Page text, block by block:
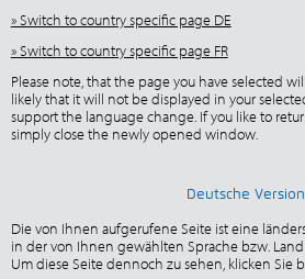
» Switch to country specific page DE
» Switch to country specific page FR
Please note, that the page you have selected
likely that it will not be displayed in your
support the language change. If you like to
simply close the newly opened window.
Deutsche Version
Die von Ihnen aufgerufene Seite ist eine
in der von Ihnen gewählten Sprache bzw.
Um diese Seite dennoch zu sehen, klicken Sie